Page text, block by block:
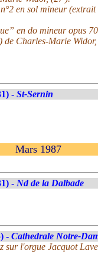
en sol mineur
en do mineur opus
de Charles-Marie
- St-Sernin
Mars 1987
- Nd de la Dalbade
- Cathedrale Notre-
sur l'orgue Jacquot